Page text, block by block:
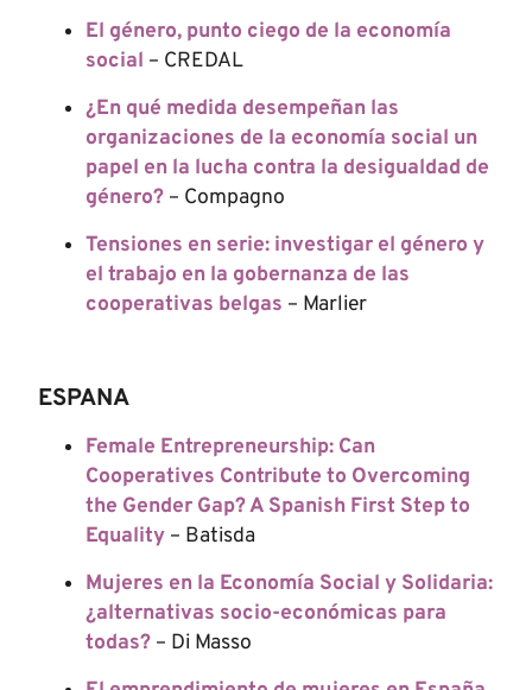
El género, punto ciego de la economía
social – CREDAL
¿En qué medida desempeñan las
organizaciones de la economía social un
papel en la lucha contra la desigualdad de
género? – Compagno
Tensiones en serie: investigar el género y
el trabajo en la gobernanza de las
cooperativas belgas – Marlier
ESPANA
Female Entrepreneurship: Can
Cooperatives Contribute to Overcoming
the Gender Gap? A Spanish First Step to
Equality – Batisda
Mujeres en la Economía Social y Solidaria:
¿alternativas socio-económicas para
todas? – Di Masso